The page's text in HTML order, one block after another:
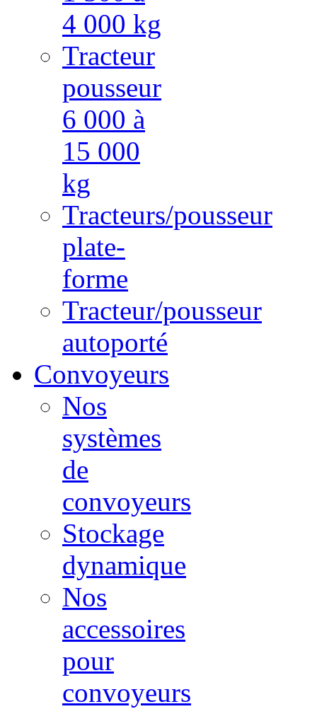
4 000 kg
Tracteur
pousseur
6 000 à
15 000
kg
Tracteurs/pousseur
plate-
forme
Tracteur/pousseur
autoporté
Convoyeurs
Nos
systèmes
de
convoyeurs
Stockage
dynamique
Nos
accessoires
pour
convoyeurs